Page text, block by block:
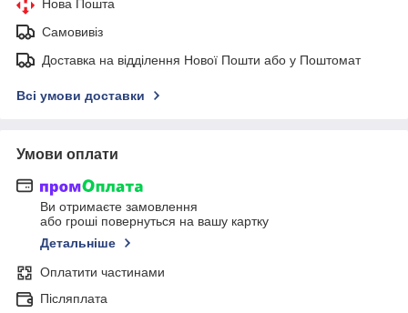
Нова Пошта
Самовивіз
Доставка на відділення Нової Пошти або у Поштомат
Всі умови доставки
Умови оплати
Ви отримаєте замовлення
або гроші повернуться на вашу картку
Детальніше
Оплатити частинами
Післяплата